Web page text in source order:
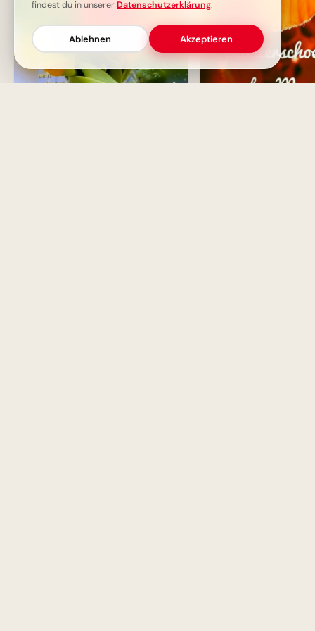
findest du in unsererDatenschutzerklärung.
Ablehnen Akzeptieren